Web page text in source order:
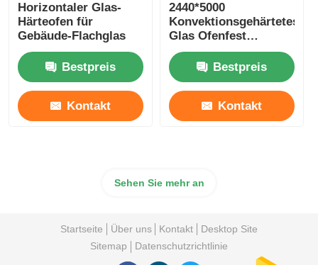
Horizontaler Glas-
Härteofen für
Gebäude-Flachglas
Bestpreis
Kontakt
2440*5000
Konvektionsgehärtetes
Glas Ofenfest
Schulung Wartung
VerfügbarBestpreis
Kontakt
Sehen Sie mehr an
Startseite Über uns Kontakt
Desktop Site
Sitemap
Datenschutzrichtlinie